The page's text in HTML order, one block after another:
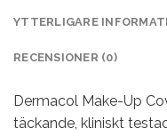
YTTERLIGARE
RECENSIONER (0)
Dermacol Make-Up
täckande, kliniskt